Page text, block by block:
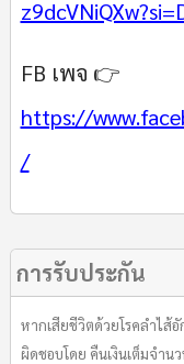
FB เพจ 👉
https://
/
การรับประกัน
หากเสียชีวิตด้วยโรคลำไส้
ผิดชอบโดย คืนเงินเต็มจำน